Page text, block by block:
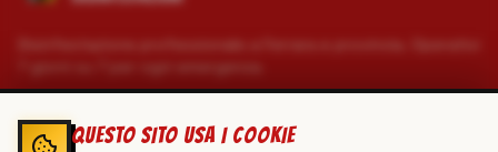
MAPPA DEL QUARTIER GENERALE
QUESTO SITO USA I COOKIE